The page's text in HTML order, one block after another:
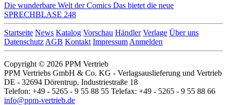
Die wunderbare Welt der Comics Das bietet die neue
SPRECHBLASE 248
Startseite News Katalog Vorschau Händler Verlage Über uns
Datenschutz AGB Kontakt Impressum Anmelden
Copyright © 2026 PPM Vertrieb
PPM Vertriebs GmbH & Co. KG - Verlagsauslieferung und Vertrieb
DE - 32694 Dörentrup, Industriestraße 18
Telefon: +49 - 5265 - 9 55 88 55 Telefax: +49 - 5265 - 9 55 88 66
info@ppm-vertrieb.de